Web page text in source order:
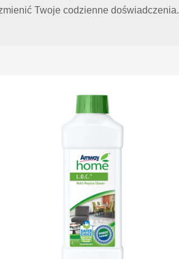
Twoje codzienne doświadczenia.